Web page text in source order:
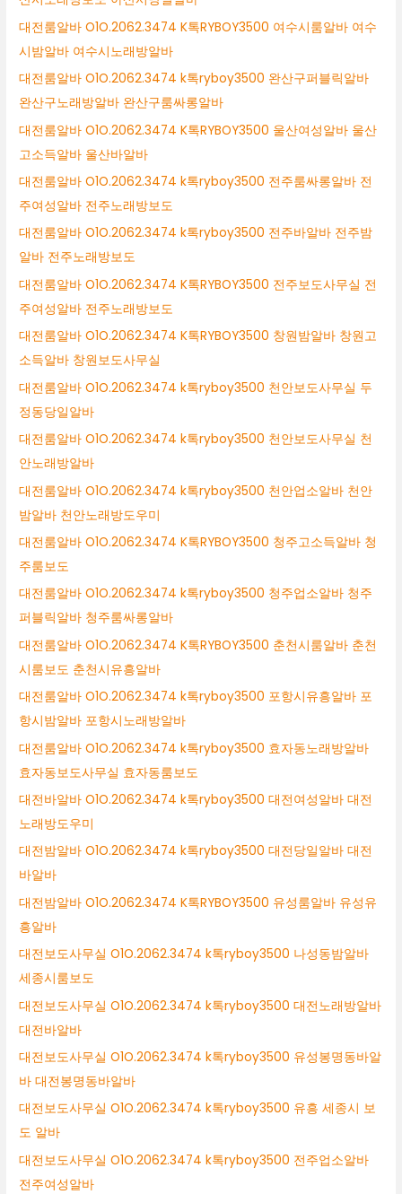
대전룸알바 O1O.2062.3474 K톡RYBOY3500 여수시룸알바 여수
시밤알바 여수시노래방알바
대전룸알바 O1O.2062.3474 k톡ryboy3500 완산구퍼블릭알바
완산구노래방알바 완산구룸싸롱알바
대전룸알바 O1O.2062.3474 K톡RYBOY3500 울산여성알바 울산
고소득알바 울산바알바
대전룸알바 O1O.2062.3474 k톡ryboy3500 전주룸싸롱알바 전
주여성알바 전주노래방보도
대전룸알바 O1O.2062.3474 k톡ryboy3500 전주바알바 전주밤
알바 전주노래방보도
대전룸알바 O1O.2062.3474 K톡RYBOY3500 전주보도사무실 전
주여성알바 전주노래방보도
대전룸알바 O1O.2062.3474 K톡RYBOY3500 창원밤알바 창원고
소득알바 창원보도사무실
대전룸알바 O1O.2062.3474 k톡ryboy3500 천안보도사무실 두
정동당일알바
대전룸알바 O1O.2062.3474 k톡ryboy3500 천안보도사무실 천
안노래방알바
대전룸알바 O1O.2062.3474 k톡ryboy3500 천안업소알바 천안
밤알바 천안노래방도우미
대전룸알바 O1O.2062.3474 K톡RYBOY3500 청주고소득알바 청
주룸보도
대전룸알바 O1O.2062.3474 k톡ryboy3500 청주업소알바 청주
퍼블릭알바 청주룸싸롱알바
대전룸알바 O1O.2062.3474 K톡RYBOY3500 춘천시룸알바 춘천
시룸보도 춘천시유흥알바
대전룸알바 O1O.2062.3474 k톡ryboy3500 포항시유흥알바 포
항시밤알바 포항시노래방알바
대전룸알바 O1O.2062.3474 k톡ryboy3500 효자동노래방알바
효자동보도사무실 효자동룸보도
대전바알바 O1O.2062.3474 k톡ryboy3500 대전여성알바 대전
노래방도우미
대전밤알바 O1O.2062.3474 k톡ryboy3500 대전당일알바 대전
바알바
대전밤알바 O1O.2062.3474 K톡RYBOY3500 유성룸알바 유성유
흥알바
대전보도사무실 O1O.2062.3474 k톡ryboy3500 나성동밤알바
세종시룸보도
대전보도사무실 O1O.2062.3474 k톡ryboy3500 대전노래방알바
대전바알바
대전보도사무실 O1O.2062.3474 k톡ryboy3500 유성봉명동바알
바 대전봉명동바알바
대전보도사무실 O1O.2062.3474 k톡ryboy3500 유흥 세종시 보
도 알바
대전보도사무실 O1O.2062.3474 k톡ryboy3500 전주업소알바
전주여성알바